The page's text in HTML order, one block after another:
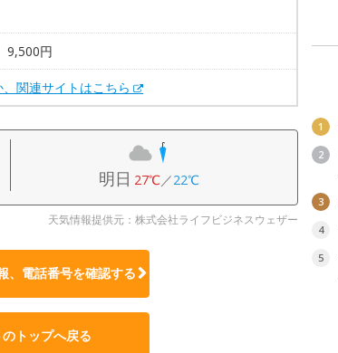
9,500円
関連サイトはこちら
明日 27℃／22℃
天気情報提供元：株式会社ライフビジネスウェザー
、電話番号を確認する
トップへ戻る
1
2
3
4
5